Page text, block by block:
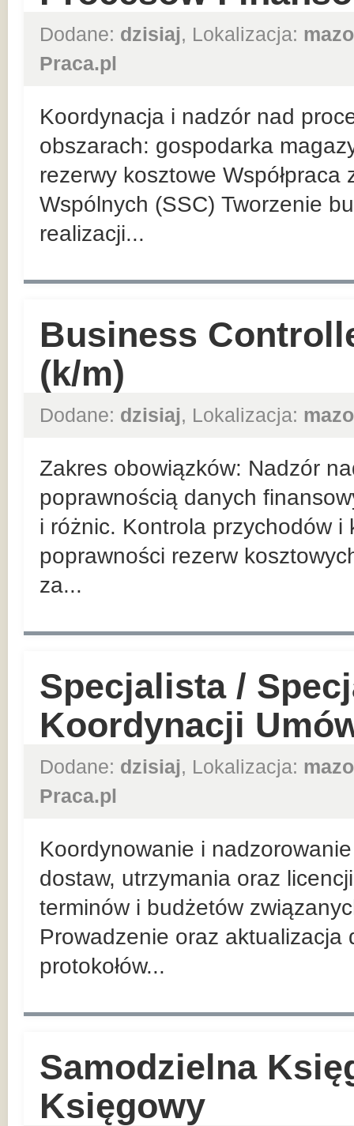
Dodane: dzisiaj, Lokalizacja:
Praca.pl
Koordynacja i nadzór nad
obszarach: gospodarka
rezerwy kosztowe Współpraca
Wspólnych (SSC) Tworzenie
realizacji...
Business
(k/m)
Dodane: dzisiaj, Lokalizacja:
Zakres obowiązków: Nadzór
poprawnością danych
i różnic. Kontrola przychodów i
poprawności rezerw
za...
Specjalista /
Koordynacji
Dodane: dzisiaj, Lokalizacja:
Praca.pl
Koordynowanie i
dostaw, utrzymania oraz
terminów i budżetów
Prowadzenie oraz
protokołów...
Samodzielna
Księgowy